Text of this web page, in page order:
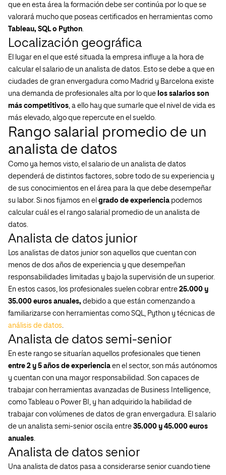
que en esta área la formación debe ser continúa por lo que se
valorará mucho que poseas certificados en herramientas como
Tableau, SQL o Python.
Localización geográfica
El lugar en el que esté situada la empresa influye a la hora de
calcular el salario de un analista de datos. Esto se debe a que en
ciudades de gran envergadura como Madrid y Barcelona existe
una demanda de profesionales alta por lo que los salarios son
más competitivos, a ello hay que sumarle que el nivel de vida es
más elevado, algo que repercute en el sueldo.
Rango salarial promedio de un
analista de datos
Como ya hemos visto, el salario de un analista de datos
dependerá de distintos factores, sobre todo de su experiencia y
de sus conocimientos en el área para la que debe desempeñar
su labor. Si nos fijamos en el grado de experiencia podemos
calcular cuál es el rango salarial promedio de un analista de
datos.
Analista de datos junior
Los analistas de datos junior son aquellos que cuentan con
menos de dos años de experiencia y que desempeñan
responsabilidades limitadas y bajo la supervisión de un superior.
En estos casos, los profesionales suelen cobrar entre 25.000 y
35.000 euros anuales, debido a que están comenzando a
familiarizarse con herramientas como SQL, Python y técnicas de
análisis de datos.
Analista de datos semi-senior
En este rango se situarían aquellos profesionales que tienen
entre 2 y 5 años de experiencia en el sector, son más autónomos
y cuentan con una mayor responsabilidad. Son capaces de
trabajar con herramientas avanzadas de Business Intelligence,
como Tableau o Power BI, y han adquirido la habilidad de
trabajar con volúmenes de datos de gran envergadura. El salario
de un analista semi-senior oscila entre 35.000 y 45.000 euros
anuales.
Analista de datos senior
Una analista de datos pasa a considerarse senior cuando tiene